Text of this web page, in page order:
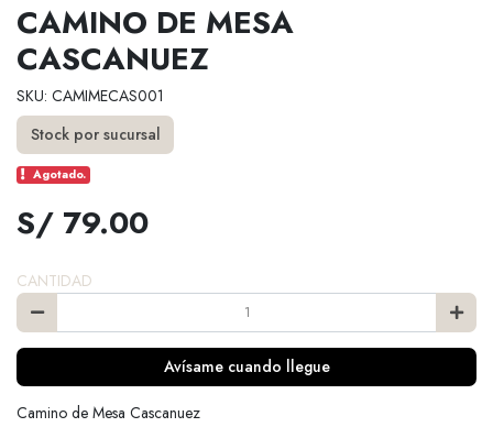
CAMINO DE MESA
CASCANUEZ
SKU: CAMIMECAS001
Stock por sucursal
Agotado.
S/ 79.00
CANTIDAD
Avísame cuando llegue
Camino de Mesa Cascanuez